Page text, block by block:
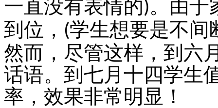
一直没有表情的)。由于
到位， (学生想要是不间
然而，尽管这样，到六
话语。到七月十四学生
率，效果非常明显！